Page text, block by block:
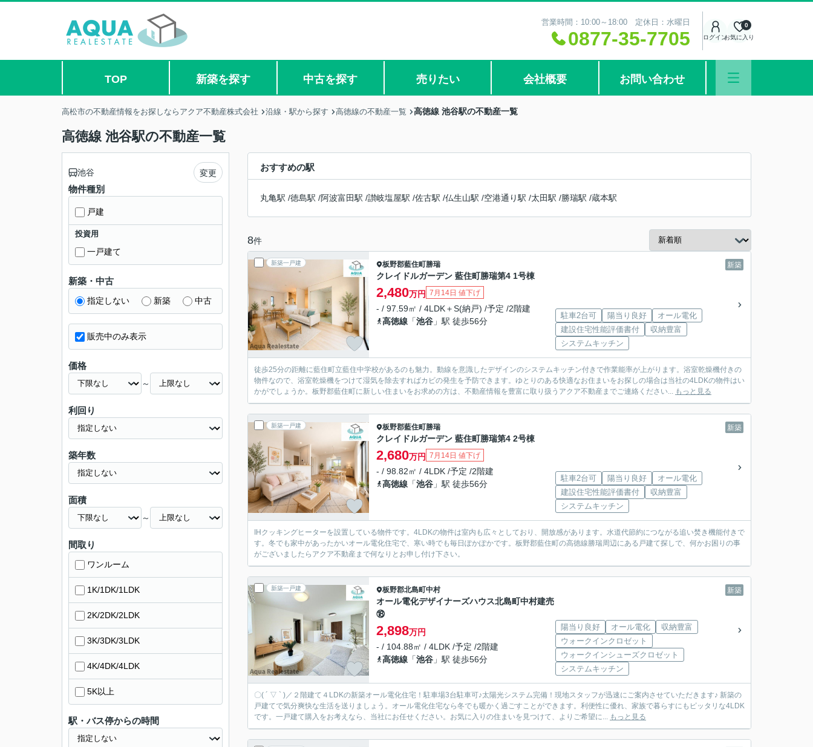
営業時間：10:00～18:00 定休日：水曜日
0877-35-7705 ログインお気に入り
0
TOP 新築を探す 中古を探す 売りたい 会社概要 お問い合わせ
高松市の不動産情報をお探しならアクア不動産株式会社 沿線・駅から探す 高徳線の不動産一覧 高徳線 池谷駅の不動産一覧
高徳線 池谷駅の不動産一覧
おすすめの駅
丸亀駅 /徳島駅 /阿波富田駅 /讃岐塩屋駅 /佐古駅 /仏生山駅 /空港通り駅 /太田駅 /勝瑞駅 /蔵本駅
8件
新築一戸建 新築
板野郡藍住町勝瑞
クレイドルガーデン 藍住町勝瑞第4 1号棟
2,480万円 7月14日 値下げ
- / 97.59㎡ / 4LDK＋S(納戸) /予定 /2階建
高徳線 「池谷 」駅 徒歩56分
駐車2台可 陽当り良好
オール電化
建設住宅性能評価書付
収納豊富
システムキッチン
徒歩25分の距離に藍住町立藍住中学校があるのも魅力。動線を意識したデザインのシステムキッチン付きで作業能率が上がります。浴室乾燥機付きの
物件なので、浴室乾燥機をつけて湿気を除去すればカビの発生を予防できます。ゆとりのある快適なお住まいをお探しの場合は当社の4LDKの物件はい
かがでしょうか。板野郡藍住町に新しい住まいをお求めの方は、不動産情報を豊富に取り扱うアクア不動産までご連絡ください... もっと見る
新築一戸建 新築
板野郡藍住町勝瑞
クレイドルガーデン 藍住町勝瑞第4 2号棟
2,680万円 7月14日 値下げ
- / 98.82㎡ / 4LDK /予定 /2階建
高徳線 「池谷 」駅 徒歩56分
駐車2台可 陽当り良好
オール電化
建設住宅性能評価書付
収納豊富
システムキッチン
IHクッキングヒーターを設置している物件です。4LDKの物件は室内も広々としており、開放感があります。水道代節約につながる追い焚き機能付きで
す。冬でも家中があったかいオール電化住宅で、寒い時でも毎日ぽかぽかです。板野郡藍住町の高徳線勝瑞周辺にある戸建て探しで、何かお困りの事
がございましたらアクア不動産まで何なりとお申し付け下さい。
新築一戸建 新築
板野郡北島町中村
オール電化デザイナーズハウス北島町中村建売
⑱
2,898万円
- / 104.88㎡ / 4LDK /予定 /2階建
高徳線 「池谷 」駅 徒歩56分
陽当り良好 オール電化
収納豊富
ウォークインクロゼット
ウォークインシューズクロゼット
システムキッチン
〇( ´ ▽ ` )／２階建て４LDKの新築オール電化住宅！駐車場3台駐車可♪太陽光システム完備！現地スタッフが迅速にご案内させていただきます♪ 新築の
戸建てで気分爽快な生活を送りましょう。オール電化住宅なら冬でも暖かく過ごすことができます。利便性に優れ、家族で暮らすにもピッタリな4LDK
です。一戸建て購入をお考えなら、当社にお任せください。お気に入りの住まいを見つけて、よりご希望に... もっと見る
池谷 変更
物件種別
戸建
投資用
一戸建て
新築・中古
指定しない 新築 中古
販売中のみ表示
価格
～
利回り
築年数
面積
～
間取り
ワンルーム
1K/1DK/1LDK
2K/2DK/2LDK
3K/3DK/3LDK
4K/4DK/4LDK
5K以上
駅・バス停からの時間